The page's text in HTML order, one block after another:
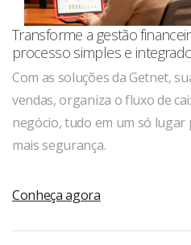
Transforme a gestão
processo simples e
Com as soluções da Getnet,
vendas, organiza o fluxo de
negócio, tudo em um só lugar
mais segurança.
Conheça agora